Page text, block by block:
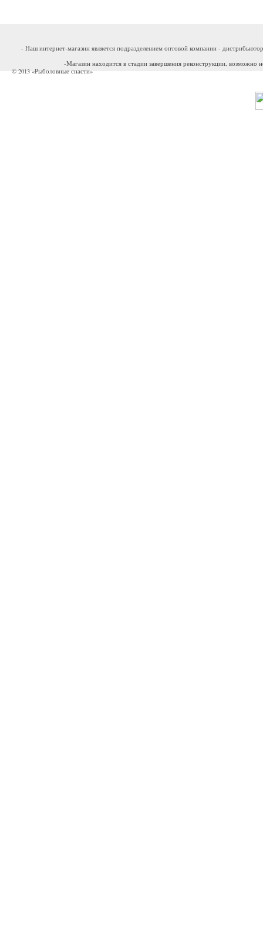
- Наш интернет-магазин является подразделением оптовой компании -
-Магазин находится в стадии завершения реконструкции, возможно
© 2013 «Рыболовные снасти»